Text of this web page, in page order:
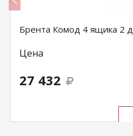
Брента Комод 4 ящика 2
Цена
27 432